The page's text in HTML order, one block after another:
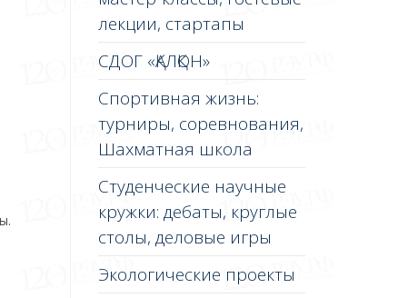
лекции, стартапы
СДОГ «ҚАЛҚОН»
Спортивная жизнь:
турниры, соревнования,
Шахматная школа
Студенческие научные
кружки: дебаты, круглые
столы, деловые игры
Экологические проекты